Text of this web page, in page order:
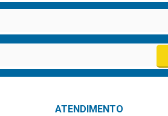
ATENDIMENTO